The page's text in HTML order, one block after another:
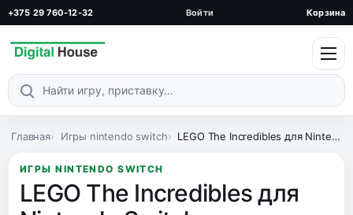
+375 29 760-12-32 Войти Корзина
Поиск по каталогу
Главная Игры nintendo switch LEGO The Incredibles для Nintendo Switch
ИГРЫ NINTENDO SWITCH
LEGO The Incredibles для